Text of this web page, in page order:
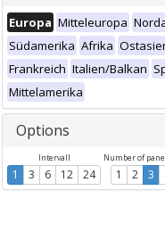
Europa Mitteleuropa
Südamerika Afrika
Frankreich Italien/Balkan
Mittelamerika
Options
Intervall
1 3 6 12 24
Number of
1 2 3